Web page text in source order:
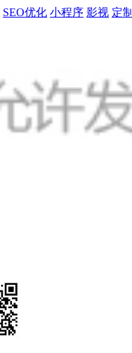
SEO优化 小程序 影视 定